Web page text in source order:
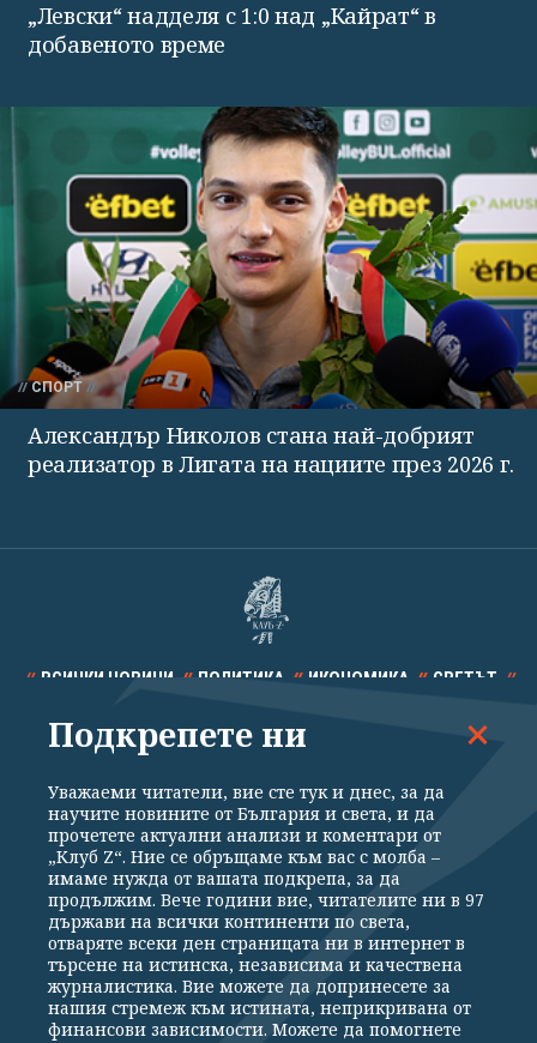
„Левски“ надделя с 1:0 над „Кайрат“ в
добавеното време
СПОРТ
Александър Николов стана най-добрият
реализатор в Лигата на нациите през 2026 г.
ВСИЧКИ НОВИНИ ПОЛИТИКА ИКОНОМИКА СВЕТЪТ
СПОРТ КУЛТУРА ТЕХНОЛОГИИ КАЛЕЙДОСКОП
Общи условия
Политика за поверителност
Реклама
Партньори Контакти
За Клуб Z
Екип
Подкрепете ни
Подкрепете ни
Уважаеми читатели, вие сте тук и днес, за да
научите новините от България и света, и да
прочетете актуални анализи и коментари от
„Клуб Z“. Ние се обръщаме към вас с молба –
имаме нужда от вашата подкрепа, за да
продължим. Вече години вие, читателите ни в 97
държави на всички континенти по света,
отваряте всеки ден страницата ни в интернет в
търсене на истинска, независима и качествена
журналистика. Вие можете да допринесете за
нашия стремеж към истината, неприкривана от
финансови зависимости. Можете да помогнете